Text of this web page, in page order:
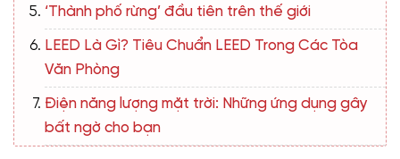
‘Thành phố rừng’ đầu tiên trên thế giới
LEED Là Gì? Tiêu Chuẩn LEED Trong Các Tòa
Văn Phòng
Điện năng lượng mặt trời: Những ứng dụng gây
bất ngờ cho bạn